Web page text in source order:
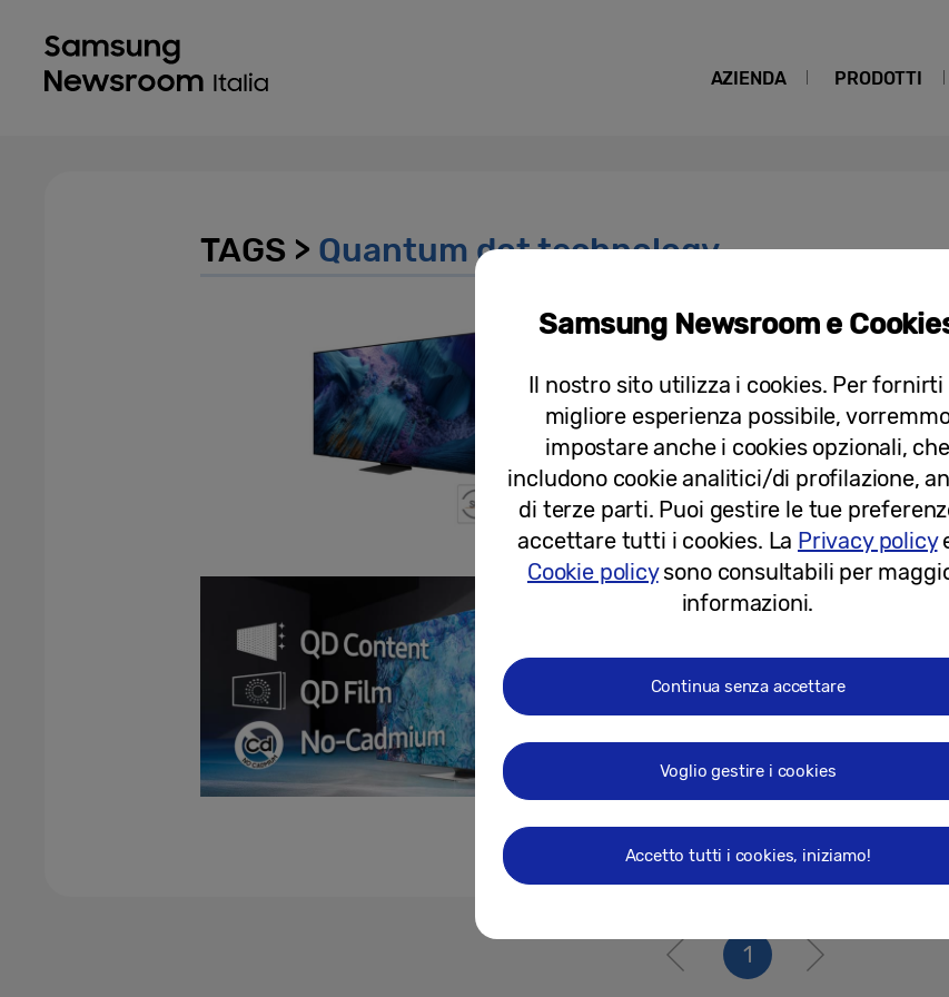
AZIENDA PRODOTTI
TAGS > Quantum dot technology
Comunicati stampa
La Tecnologia Quantum Dot di
Senza Cadmio
27-03-2025
[Guida Real Quantum Dot] 10
hanno ridefinito gli standard
12-03-2025
1
Samsung Newsroom e
Il nostro sito utilizza i cookies. Per fornirti
migliore esperienza possibile,
impostare anche i cookies opzionali, che
includono cookie analitici/di profilazione,
di terze parti. Puoi gestire le tue
accettare tutti i cookies. La Privacy policy
Cookie policysono consultabili per
informazioni.
Continua senza accettare
Voglio gestire i cookies
Accetto tutti i cookies, iniziamo!